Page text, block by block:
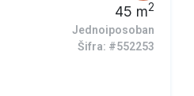
45 m2
Jednoiposoban
Šifra: #552253